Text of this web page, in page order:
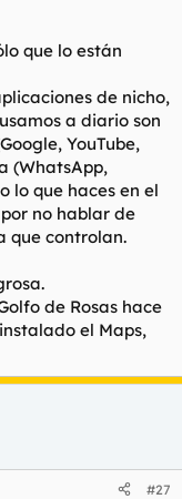
que lo están
de nicho,
a diario son
YouTube,
(WhatsApp,
lo que haces en el
no hablar de
que controlan.
de Rosas hace
el Maps,
#27